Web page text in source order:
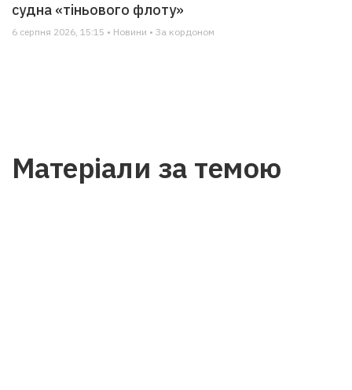
судна «тіньового флоту»
6 серпня 2026, 15:15 • Новини • За кордоном
Матеріали за темою